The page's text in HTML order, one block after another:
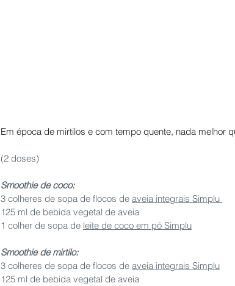
Em época de mirtilos e com tempo quente, nada melhor
(2 doses)
Smoothie de coco:
3 colheres de sopa de flocos de aveia integrais Simplu
125 ml de bebida vegetal de aveia
1 colher de sopa de leite de coco em pó Simplu
Smoothie de mirtilo:
3 colheres de sopa de flocos de aveia integrais Simplu
125 ml de bebida vegetal de aveia